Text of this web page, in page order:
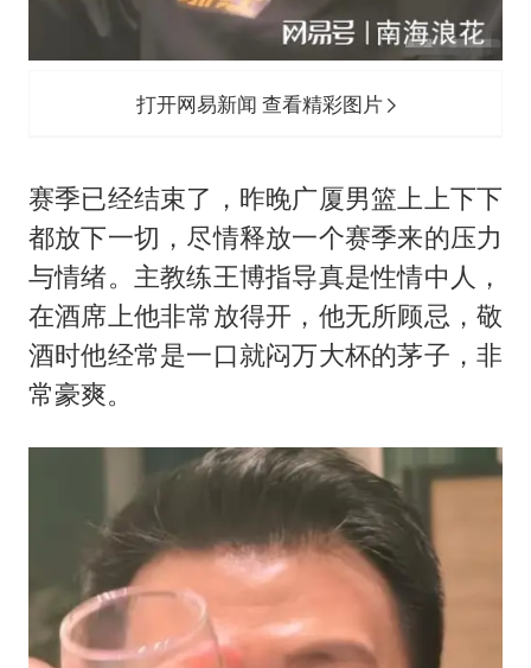
打开网易新闻 查看精彩图片
赛季已经结束了，昨晚广厦男篮上上下下
都放下一切，尽情释放一个赛季来的压力
与情绪。主教练王博指导真是性情中人，
在酒席上他非常放得开，他无所顾忌，敬
酒时他经常是一口就闷万大杯的茅子，非
常豪爽。